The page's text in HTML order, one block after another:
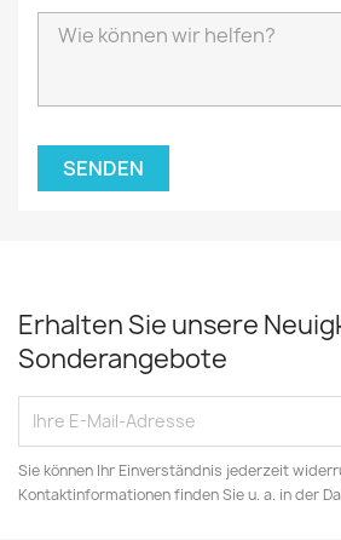
Erhalten Sie unsere
Sonderangebote
Sie können Ihr Einverständnis jederzeit
Kontaktinformationen finden Sie u. a. in der